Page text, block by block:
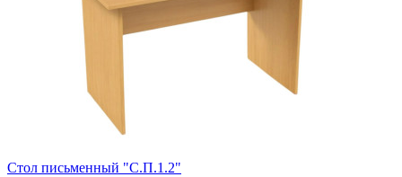
Стол письменный "С.П.1.2"